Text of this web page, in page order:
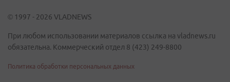
© 1997 - 2026 VLADNEWS
При любом использовании материалов ссылка на vladnews.ru
обязательна. Коммерческий отдел 8 (423) 249-8800
Политика обработки персональных данных